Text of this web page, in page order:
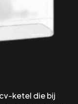
ketel die bij